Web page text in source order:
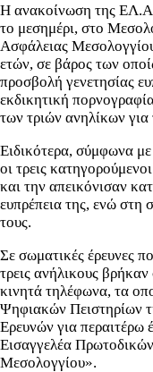
Η ανακοίνωση της
το μεσημέρι, στο
Ασφάλειας
ετών, σε βάρος των
προσβολή γενετησίας
εκδικητική
των τριών ανηλίκων
Ειδικότερα, σύμφωνα
οι τρεις
και την απεικόνισαν
ευπρέπεια της, ενώ στη
τους.
Σε σωματικές έρευνες
τρεις ανήλικους
κινητά τηλέφωνα, τα
Ψηφιακών Πειστηρίων
Ερευνών για περαιτέρω
Εισαγγελέα
Μεσολογγίου».